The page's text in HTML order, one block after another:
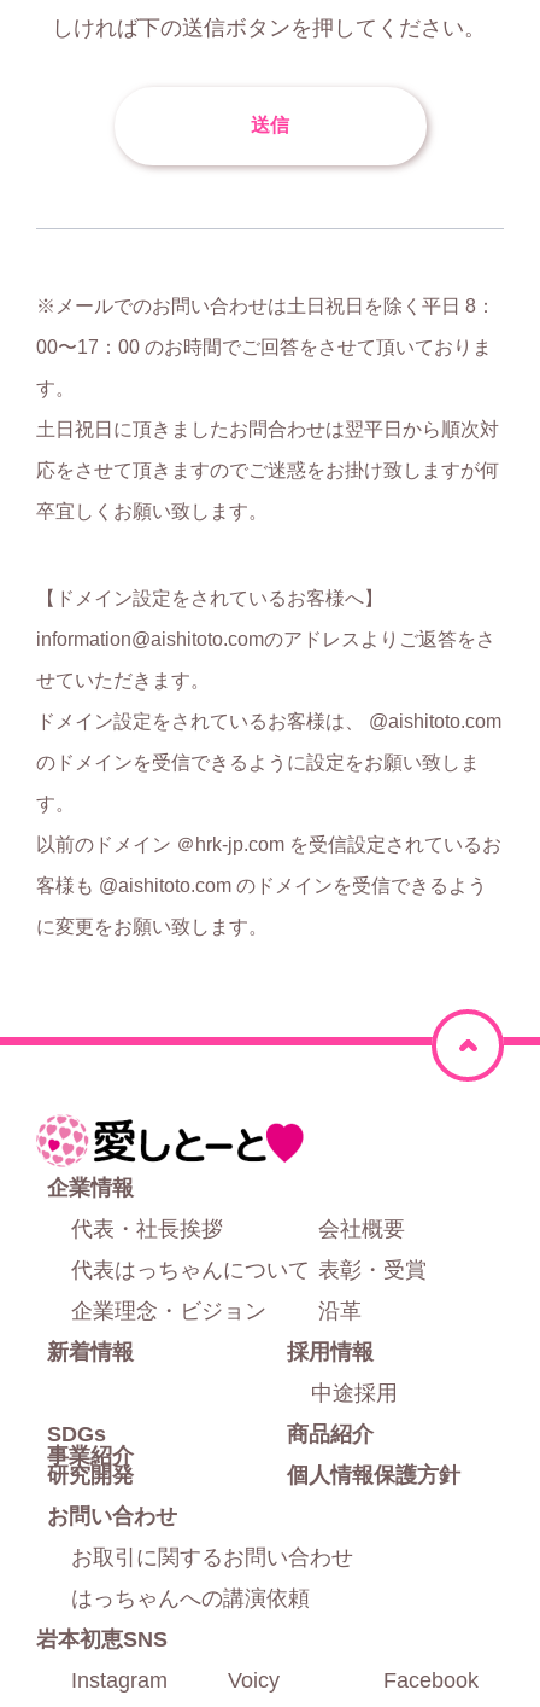
しければ下の送信ボタンを押してください。
送信
※メールでのお問い合わせは土日祝日を除く平日 8：
00〜17：00 のお時間でご回答をさせて頂いておりま
す。
土日祝日に頂きましたお問合わせは翌平日から順次対
応をさせて頂きますのでご迷惑をお掛け致しますが何
卒宜しくお願い致します。
ドメイン設定をされているお客様へ
information@aishitoto.comのアドレスよりご返答をさ
せていただきます。
ドメイン設定をされているお客様は、 @aishitoto.com
のドメインを受信できるように設定をお願い致しま
す。
以前のドメイン ＠hrk-jp.com を受信設定されているお
客様も @aishitoto.com のドメインを受信できるよう
に変更をお願い致します。
ペ
ー
ホ
ー
企業情報
代表・社長挨拶
代表はっちゃんについて
企業理念・ビジョン
会社概要
表彰・受賞
沿革
採用情報
中途採用
事業紹介
商品紹介
研究開発
新着情報
個人情報保護方針
SDGs
お問い合わせ
お取引に関するお問い合わせ
はっちゃんへの講演依頼
岩本初恵SNS
Instagram
Voicy Facebook